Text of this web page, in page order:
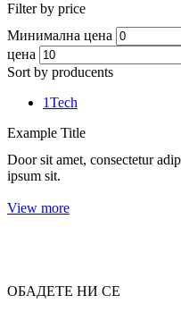
Filter by price
Минимална цена
цена
Sort by producents
1Tech
Example Title
Door sit amet, consectetur
ipsum sit.
View more
ОБАДЕТЕ НИ СЕ